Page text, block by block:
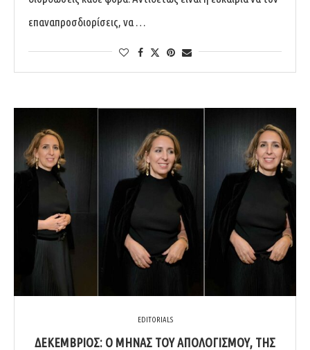
επαναπροσδιορίσεις, να …
EDITORIALS
ΔΕΚΈΜΒΡΙΟΣ: Ο ΜΉΝΑΣ ΤΟΥ ΑΠΟΛΟΓΙΣΜΟΎ, ΤΗΣ